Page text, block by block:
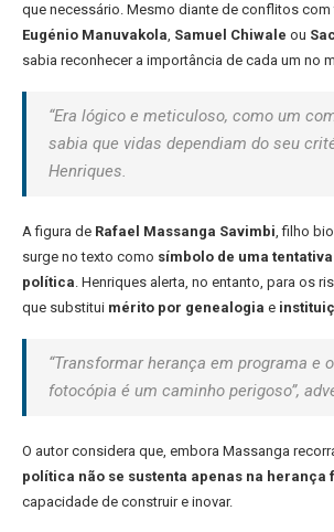
que necessário. Mesmo diante de conflitos
Eugénio Manuvakola, Samuel Chiwale ou
sabia reconhecer a importância de cada um no
“Era lógico e meticuloso, como um
sabia que vidas dependiam do seu
Henriques.
A figura de Rafael Massanga Savimbi, filho
surge no texto como símbolo de uma
política. Henriques alerta, no entanto, para os
que substitui mérito por genealogia e
“Transformar herança em programa e
fotocópia é um caminho perigoso”,
O autor considera que, embora Massanga
política não se sustenta apenas na herança
capacidade de construir e inovar.